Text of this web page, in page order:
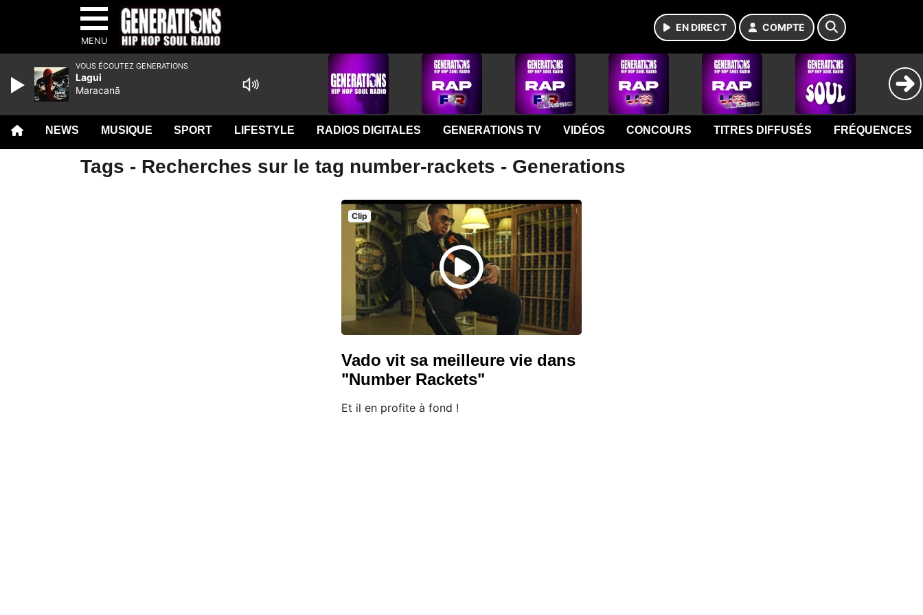
MENU
EN DIRECT COMPTE
NEWS MUSIQUE SPORT LIFESTYLE RADIOS DIGITALES GENERATIONS TV VIDÉOS CONCOURS TITRES DIFFUSÉS FRÉQUENCES
Tags - Recherches sur le tag number-rackets - Generations
Clip
Vado vit sa meilleure vie dans
"Number Rackets"
Et il en profite à fond !
VOUS ÉCOUTEZ GENERATIONS
Lagui
Maracanã